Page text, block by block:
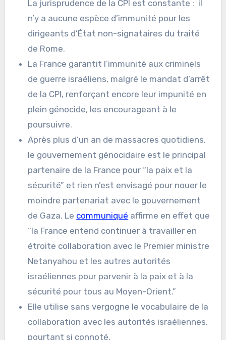
La jurisprudence de la CPI est constante : il
n’y a aucune espèce d’immunité pour les
dirigeants d’État non-signataires du traité
de Rome.
La France garantit l’immunité aux criminels
de guerre israéliens, malgré le mandat d’arrêt
de la CPI, renforçant encore leur impunité en
plein génocide, les encourageant à le
poursuivre.
Après plus d’un an de massacres quotidiens,
le gouvernement génocidaire est le principal
partenaire de la France pour “la paix et la
sécurité” et rien n’est envisagé pour nouer le
moindre partenariat avec le gouvernement
de Gaza. Le communiqué affirme en effet que
“la France entend continuer à travailler en
étroite collaboration avec le Premier ministre
Netanyahou et les autres autorités
israéliennes pour parvenir à la paix et à la
sécurité pour tous au Moyen-Orient.”
Elle utilise sans vergogne le vocabulaire de la
collaboration avec les autorités israéliennes,
pourtant si connoté.